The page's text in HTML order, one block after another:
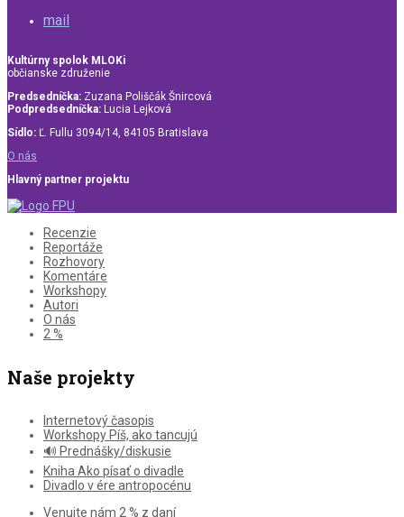
mail
Kultúrny spolok MLOKi
občianske združenie
Predsedníčka: Zuzana Poliščák Šnircová
Podpredsedníčka: Lucia Lejková
Sídlo: Ľ. Fullu 3094/14, 84105 Bratislava
O nás
Hlavný partner projektu
Recenzie
Reportáže
Rozhovory
Komentáre
Workshopy
Autori
O nás
2 %
Naše projekty
Internetový časopis
Workshopy Píš, ako tancujú
🔊 Prednášky/diskusie
Kniha Ako písať o divadle
Divadlo v ére antropocénu
Venujte nám 2 % z daní